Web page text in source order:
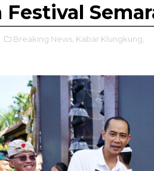
Festival
Breaking News, Kabar Klungkung,